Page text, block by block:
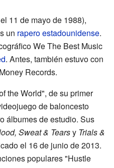
11 de mayo de 1988),
un rapero estadounidense.
We The Best Music
. Antes, también estuvo con
Records.
the World", de su primer
de baloncesto
álbumes de estudio. Sus
Sweat & Tearsy Trials &
el 16 de junio de 2013.
populares "Hustle